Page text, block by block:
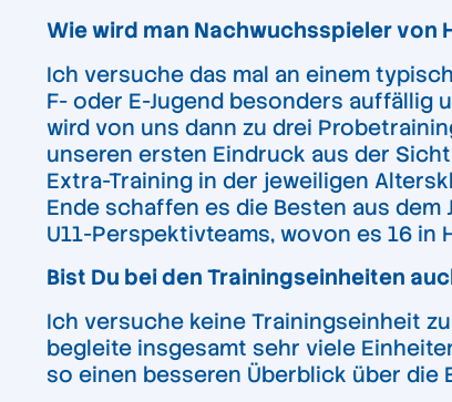
Wie wird man Nachwuchsspieler von
Ich versuche das mal an einem
F- oder E-Jugend besonders auffällig
wird von uns dann zu drei
unseren ersten Eindruck aus der
Extra-Training in der jeweiligen
Ende schaffen es die Besten aus
U11-Perspektivteams, wovon es 16 in
Bist Du bei den Trainingseinheiten
Ich versuche keine Trainingseinheit
begleite insgesamt sehr viele
so einen besseren Überblick über die